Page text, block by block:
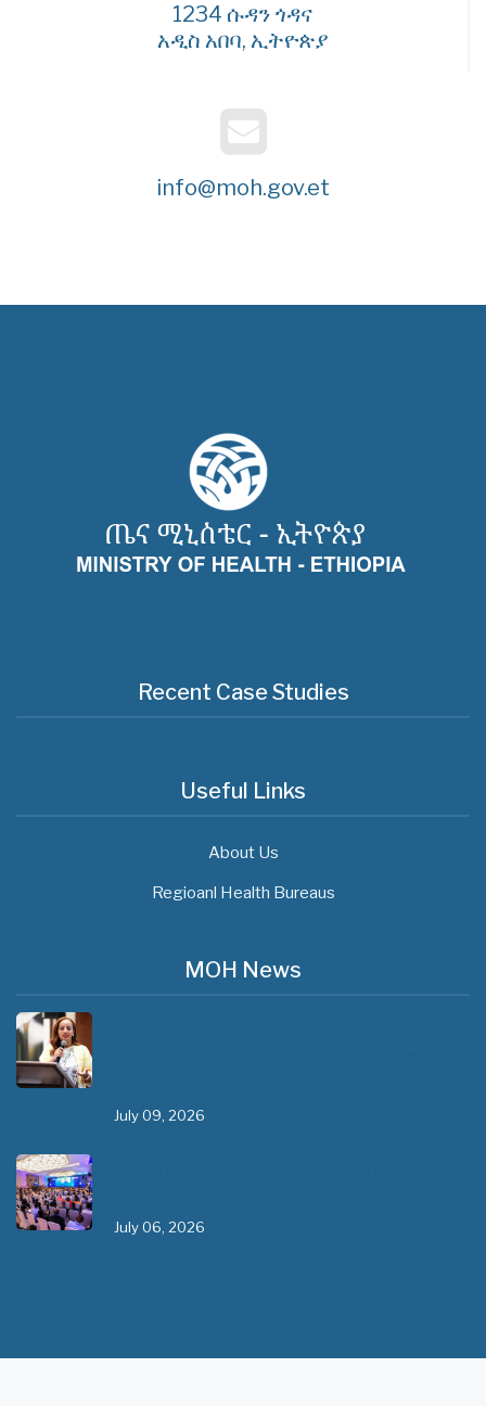
1234 ሱዳን ጎዳና
አዲስ አበባ, ኢትዮጵያ
info@moh.gov.et
Recent Case Studies
Useful Links
About Us
Regioanl Health Bureaus
MOH News
July 09, 2026
July 06, 2026